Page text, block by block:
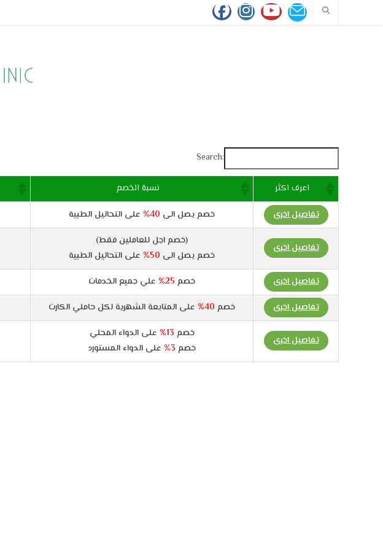
Search:
نسبة الخصم
اعرف اكثر
خصم يصل الى 40% على التحاليل الطبية
تفاصيل اخرى
(خصم اجل للعاملين فقط)
خصم يصل الى 50% على التحاليل الطبية
تفاصيل اخرى
خصم 25% علي جميع الخدمات
تفاصيل اخرى
خصم 40% على المتابعة الشهرية لكل حاملي الكارت تفاصيل اخرى
خصم 13%
على الدواء المحلي
خصم 3% على الدواء المستورد
تفاصيل اخرى